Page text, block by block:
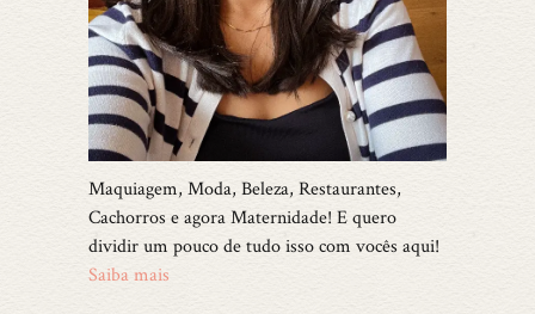
Maquiagem, Moda, Beleza, Restaurantes,
Cachorros e agora Maternidade! E quero
dividir um pouco de tudo isso com vocês aqui!
Saiba mais